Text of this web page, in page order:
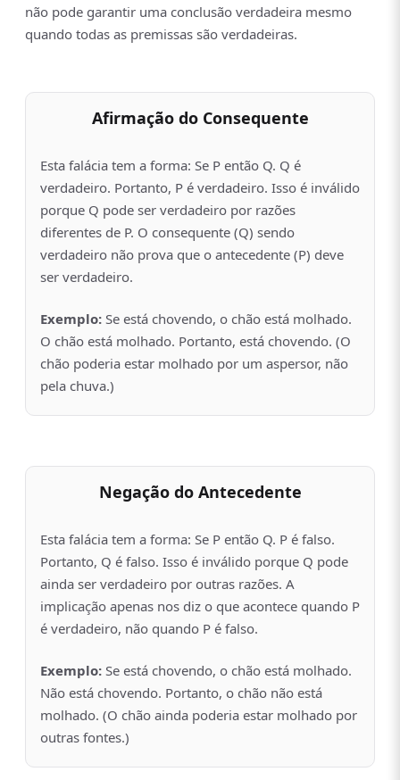
não pode garantir uma conclusão verdadeira mesmo
quando todas as premissas são verdadeiras.
Afirmação do Consequente
Esta falácia tem a forma: Se P então Q. Q é
verdadeiro. Portanto, P é verdadeiro. Isso é inválido
porque Q pode ser verdadeiro por razões
diferentes de P. O consequente (Q) sendo
verdadeiro não prova que o antecedente (P) deve
ser verdadeiro.
Exemplo: Se está chovendo, o chão está molhado.
O chão está molhado. Portanto, está chovendo. (O
chão poderia estar molhado por um aspersor, não
pela chuva.)
Negação do Antecedente
Esta falácia tem a forma: Se P então Q. P é falso.
Portanto, Q é falso. Isso é inválido porque Q pode
ainda ser verdadeiro por outras razões. A
implicação apenas nos diz o que acontece quando P
é verdadeiro, não quando P é falso.
Exemplo: Se está chovendo, o chão está molhado.
Não está chovendo. Portanto, o chão não está
molhado. (O chão ainda poderia estar molhado por
outras fontes.)